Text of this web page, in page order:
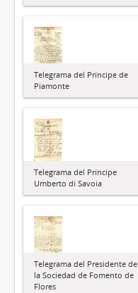
Telegrama del Príncipe de
Piamonte
Telegrama del Príncipe
Umberto di Savoia
Telegrama del Presidente de
la Sociedad de Fomento de
Flores